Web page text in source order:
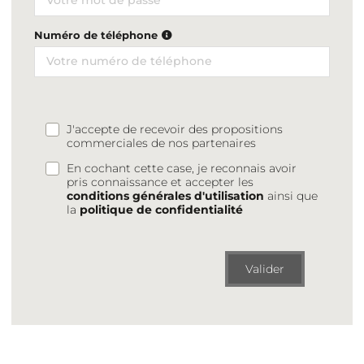
Numéro de téléphone
J'accepte de recevoir des propositions
commerciales de nos partenaires
En cochant cette case, je reconnais avoir
pris connaissance et accepter les
conditions générales d'utilisation ainsi que
la politique de confidentialité
Valider